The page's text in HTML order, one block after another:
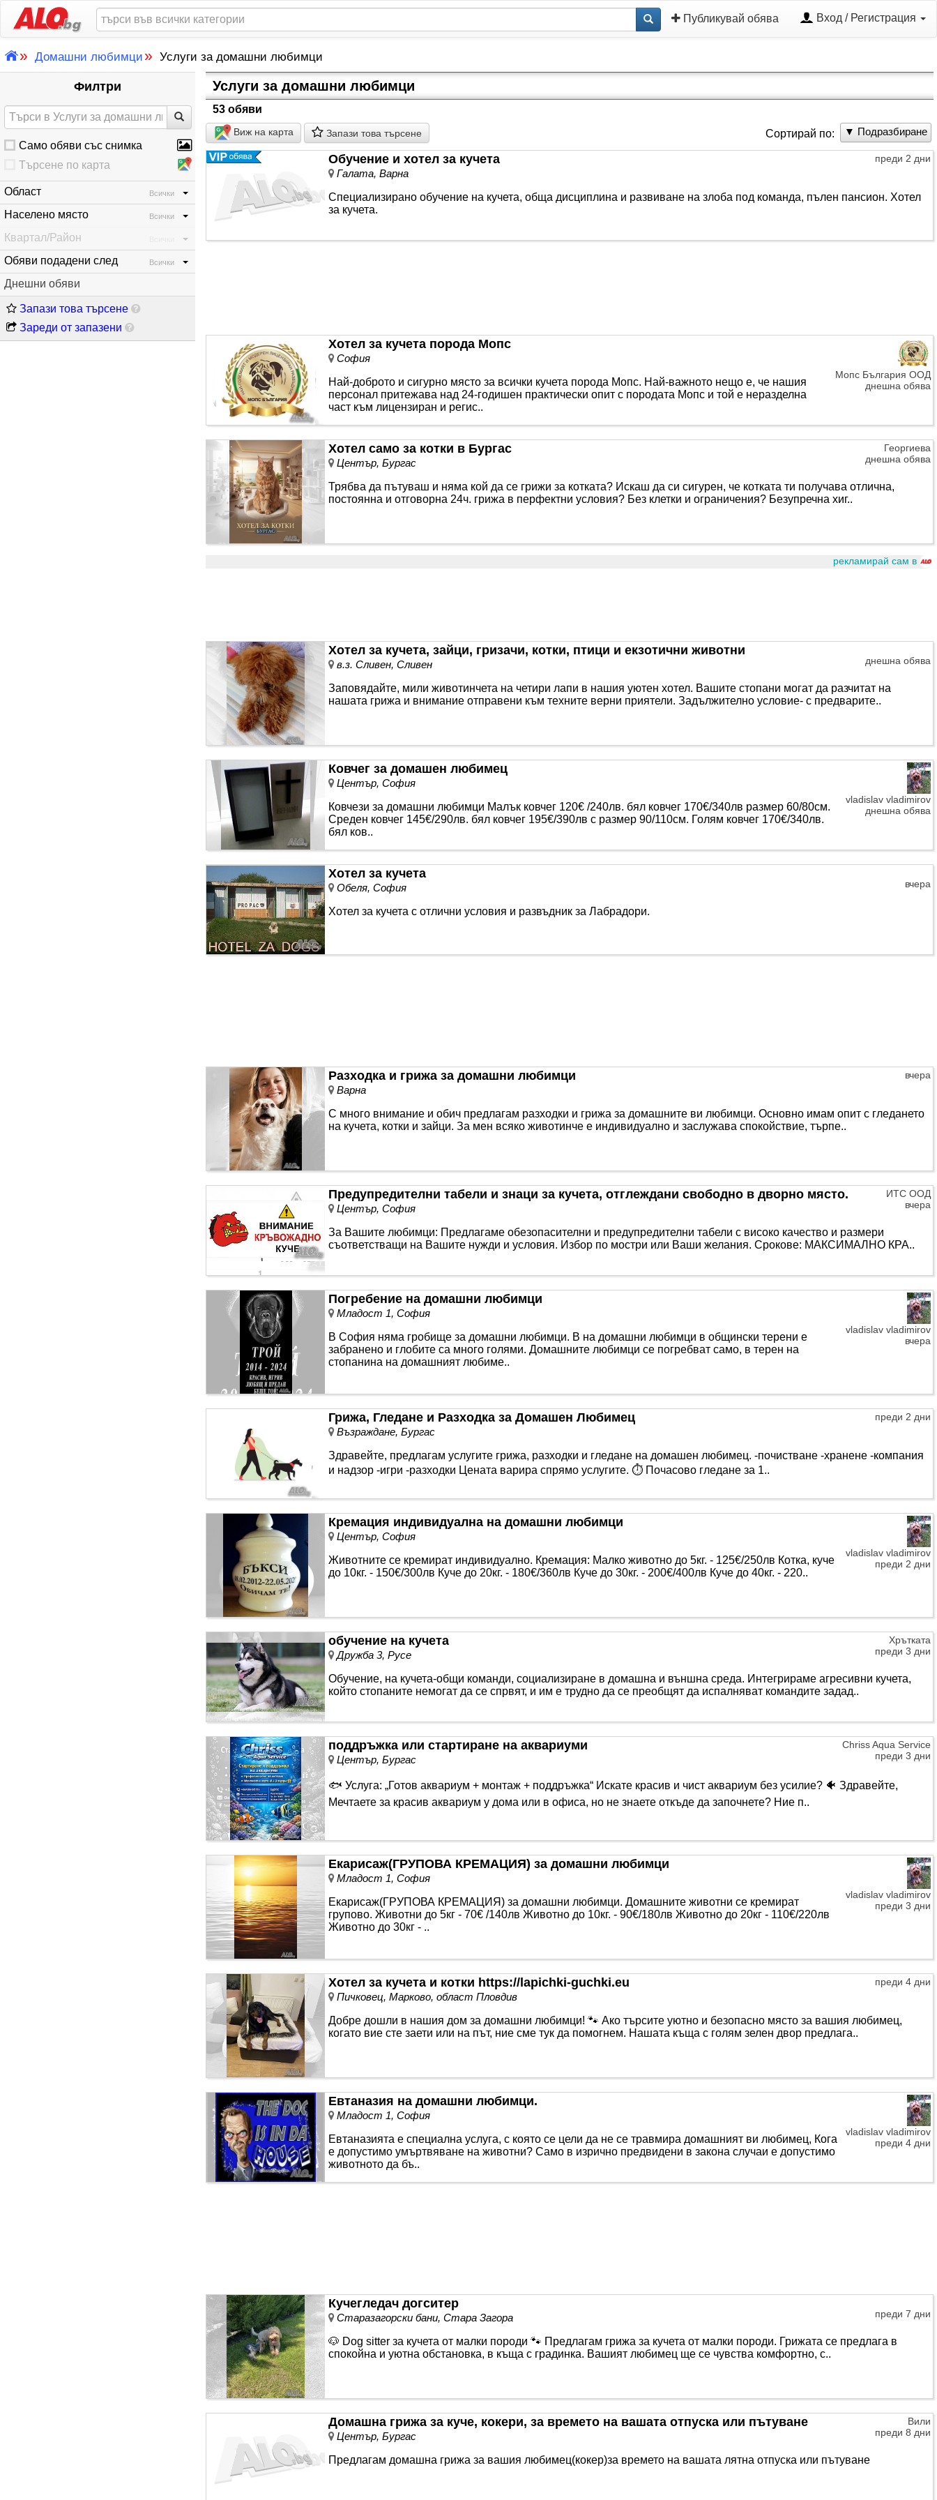
Публикувай обява Вход / Регистрация
» Домашни любимци » Услуги за домашни любимци
Филтри
Само обяви със снимка
Търсене по карта
Област Всички
Населено място Всички
Квартал/Район
Обяви подадени след Всички
Днешни обяви
Запази това търсене
Зареди от запазени
Услуги за домашни любимци
53 обяви
Виж на карта Запази това търсене Сортирай по: ▼ Подразбиране
преди 2 дни
Обучение и хотел за кучета
Галата, Варна
Специализирано обучение на кучета, обща дисциплина и развиване на злоба под команда, пълен пансион. Хотел
за кучета.
Мопс България ООД
днешна обява
Хотел за кучета порода Мопс
София
Най-доброто и сигурно място за всички кучета порода Мопс. Най-важното нещо е, че нашия
персонал притежава над 24-годишен практически опит с породата Мопс и той е неразделна
част към лицензиран и регис..
Георгиева
днешна обява
Хотел само за котки в Бургас
Център, Бургас
Трябва да пътуваш и няма кой да се грижи за котката? Искаш да си сигурен, че котката ти получава отлична,
постоянна и отговорна 24ч. грижа в перфектни условия? Без клетки и ограничения? Безупречна хиг..
рекламирай сам в
днешна обява
Хотел за кучета, зайци, гризачи, котки, птици и екзотични животни
в.з. Сливен, Сливен
Заповядайте, мили животинчета на четири лапи в нашия уютен хотел. Вашите стопани могат да разчитат на
нашата грижа и внимание отправени към техните верни приятели. Задължително условие- с предварите..
vladislav vladimirov
днешна обява
Ковчег за домашен любимец
Център, София
Ковчези за домашни любимци Малък ковчег 120€ /240лв. бял ковчег 170€/340лв размер 60/80см.
Среден ковчег 145€/290лв. бял ковчег 195€/390лв с размер 90/110см. Голям ковчег 170€/340лв.
бял ков..
вчера
Хотел за кучета
Обеля, София
Хотел за кучета с отлични условия и развъдник за Лабрадори.
вчера
Разходка и грижа за домашни любимци
Варна
С много внимание и обич предлагам разходки и грижа за домашните ви любимци. Основно имам опит с гледането
на кучета, котки и зайци. За мен всяко животинче е индивидуално и заслужава спокойствие, търпе..
ИТС ООД
вчера
Предупредителни табели и знаци за кучета, отглеждани свободно в дворно място.
Център, София
За Вашите любимци: Предлагаме обезопасителни и предупредителни табели с високо качество и размери
съответстващи на Вашите нужди и условия. Избор по мостри или Ваши желания. Срокове: МАКСИМАЛНО КРА..
vladislav vladimirov
вчера
Погребение на домашни любимци
Младост 1, София
В София няма гробище за домашни любимци. В на домашни любимци в общински терени е
забранено и глобите са много голями. Домашните любимци се погребват само, в терен на
стопанина на домашният любиме..
преди 2 дни
Грижа, Гледане и Разходка за Домашен Любимец
Възраждане, Бургас
Здравейте, предлагам услугите грижа, разходки и гледане на домашен любимец. -почистване -хранене -компания
и надзор -игри -разходки Цената варира спрямо услугите. ⏱️ Почасово гледане за 1..
vladislav vladimirov
преди 2 дни
Кремация индивидуална на домашни любимци
Център, София
Животните се кремират индивидуално. Кремация: Малко животно до 5кг. - 125€/250лв Котка, куче
до 10кг. - 150€/300лв Куче до 20кг. - 180€/360лв Куче до 30кг. - 200€/400лв Куче до 40кг. - 220..
Хрътката
преди 3 дни
обучение на кучета
Дружба 3, Русе
Обучение, на кучета-общи команди, социализиране в домашна и външна среда. Интегрираме агресивни кучета,
който стопаните немогат да се спрвят, и им е трудно да се преобщят да испалняват командите задад..
Chriss Aqua Service
преди 3 дни
поддръжка или стартиране на аквариуми
Център, Бургас
🐟 Услуга: „Готов аквариум + монтаж + поддръжка“ Искате красив и чист аквариум без усилие? 🐠 Здравейте,
Мечтаете за красив аквариум у дома или в офиса, но не знаете откъде да започнете? Ние п..
vladislav vladimirov
преди 3 дни
Екарисаж(ГРУПОВА КРЕМАЦИЯ) за домашни любимци
Младост 1, София
Екарисаж(ГРУПОВА КРЕМАЦИЯ) за домашни любимци. Домашните животни се кремират
групово. Животни до 5кг - 70€ /140лв Животно до 10кг. - 90€/180лв Животно до 20кг - 110€/220лв
Животно до 30кг - ..
преди 4 дни
Хотел за кучета и котки https://lapichki-guchki.eu
Пичковец, Марково, област Пловдив
Добре дошли в нашия дом за домашни любимци! 🐾 Ако търсите уютно и безопасно място за вашия любимец,
когато вие сте заети или на път, ние сме тук да помогнем. Нашата къща с голям зелен двор предлага..
vladislav vladimirov
преди 4 дни
Евтаназия на домашни любимци.
Младост 1, София
Евтаназията е специална услуга, с която се цели да не се травмира домашният ви любимец, Кога
е допустимо умъртвяване на животни? Само в изрично предвидени в закона случаи е допустимо
животното да бъ..
преди 7 дни
Кучегледач догситер
Старазагорски бани, Стара Загора
🐶 Dog sitter за кучета от малки породи 🐾 Предлагам грижа за кучета от малки породи. Грижата се предлага в
спокойна и уютна обстановка, в къща с градинка. Вашият любимец ще се чувства комфортно, с..
Вили
преди 8 дни
Домашна грижа за куче, кокери, за времето на вашата отпуска или пътуване
Център, Бургас
Предлагам домашна грижа за вашия любимец(кокер)за времето на вашата лятна отпуска или пътуване